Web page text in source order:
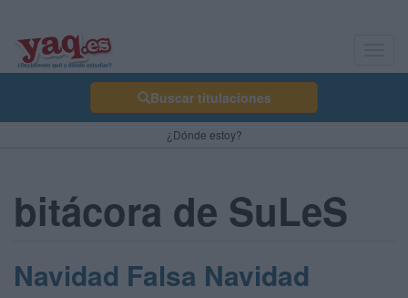
Buscar titulaciones
¿Dónde estoy?
bitácora de SuLeS
Navidad Falsa Navidad